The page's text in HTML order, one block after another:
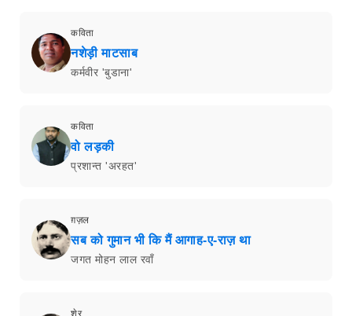
कविता
नशेड़ी माटसाब
कर्मवीर 'बुडाना'
कविता
वो लड़की
प्रशान्त 'अरहत'
ग़ज़ल
सब को गुमान भी कि मैं आगाह-ए-राज़ था
जगत मोहन लाल रवाँ
शेर